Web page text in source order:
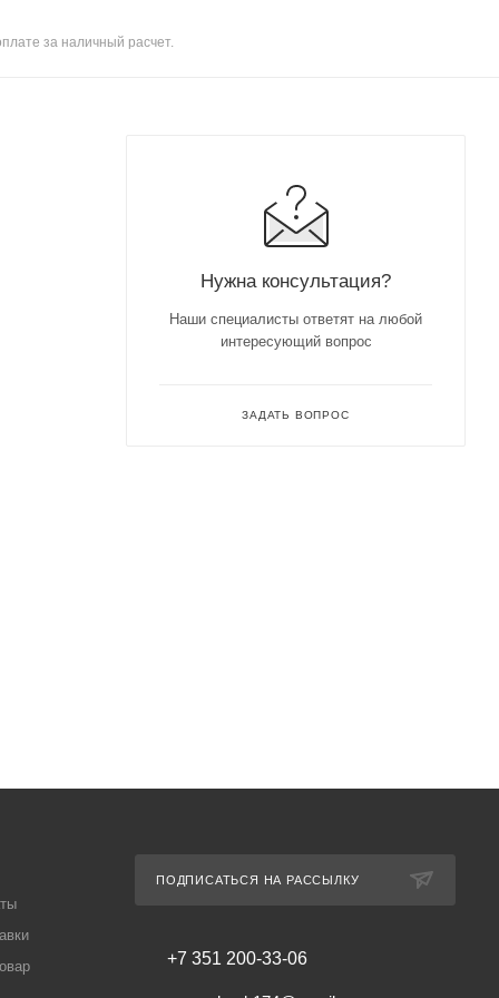
за наличный расчет.
Нужна консультация?
Наши специалисты ответят на любой
интересующий вопрос
ЗАДАТЬ ВОПРОС
ПОДПИСАТЬСЯ НА РАССЫЛКУ
+7 351 200-33-06